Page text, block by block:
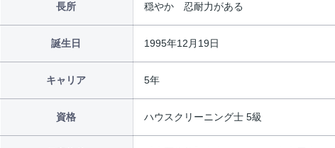
長所 穏やか 忍耐力がある
誕生日 1995年12月19日
キャリア 5年
資格 ハウスクリーニング士 5級